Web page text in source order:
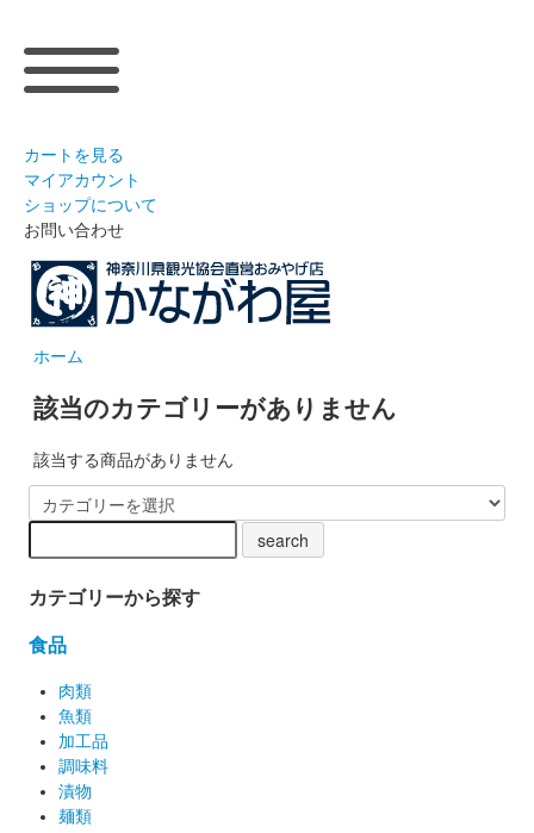
カートを見る
マイアカウント
ショップについて
お問い合わせ
ホーム
該当のカテゴリーがありません
該当する商品がありません
カテゴリーから探す
食品
肉類
魚類
加工品
調味料
漬物
麺類